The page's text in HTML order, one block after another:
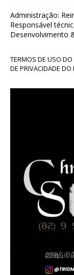
Administração:
Responsável
Desenvolvimento
TERMOS DE USO DO
DE PRIVACIDADE